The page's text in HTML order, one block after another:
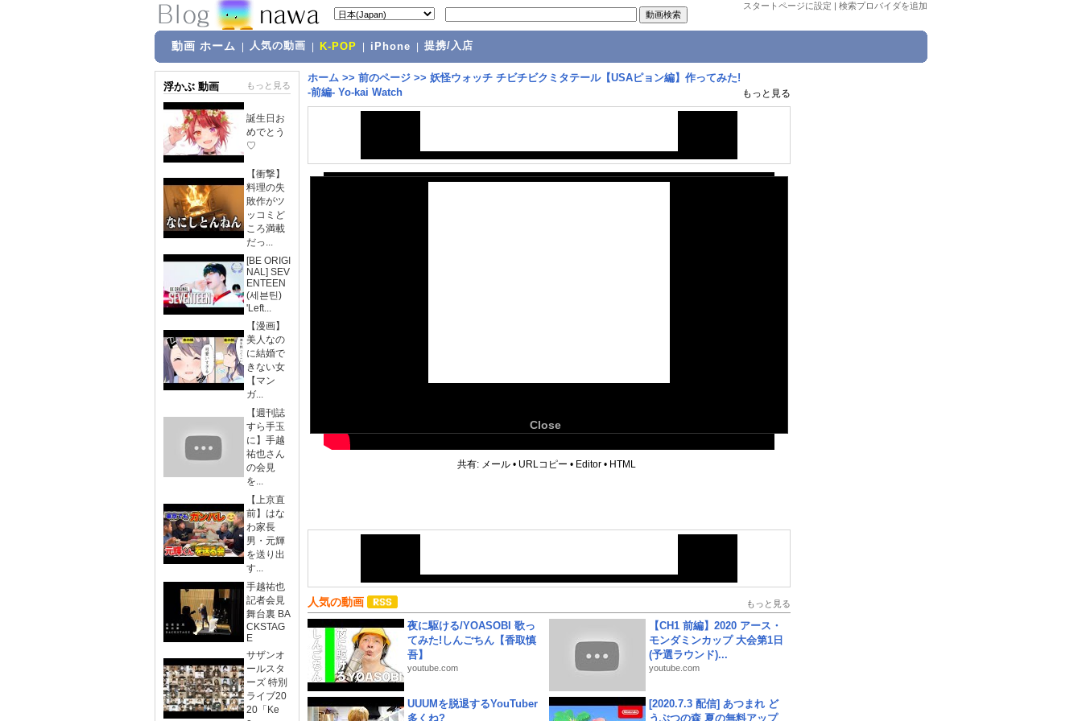
スタートページに設定 | 検索プロバイダを追加
動画 ホーム 人気の動画 K-POP iPhone 提携/入店
浮かぶ 動画 もっと見る
誕生日お
めでとう
♡
【衝撃】
料理の失
敗作がツ
ッコミど
ころ満載
だっ...
[BE ORIGI
NAL] SEV
ENTEEN
(세븐틴)
'Left...
【漫画】
美人なの
に結婚で
きない女
【マン
ガ...
【週刊誌
すら手玉
に】手越
祐也さん
の会見
を...
【上京直
前】はな
わ家長
男・元輝
を送り出
す...
手越祐也
記者会見
舞台裏 BA
CKSTAG
E
サザンオ
ールスタ
ーズ 特別
ライブ20
20「Ke
ホーム >> 前のページ >> 妖怪ウォッチ チビチビクミタテール【USAピョン編】作ってみた!
-前編- Yo-kai Watch
もっと見る
Close
共有: メール • URLコピー • Editor • HTML
人気の動画 もっと見る
夜に駆ける/YOASOBI 歌っ
てみた!しんごちん【香取慎
吾】
youtube.com
【CH1 前編】2020 アース・
モンダミンカップ 大会第1日
(予選ラウンド)...
youtube.com
UUUMを脱退するYouTuber
多くね?
[2020.7.3 配信] あつまれ ど
うぶつの森 夏の無料アップ